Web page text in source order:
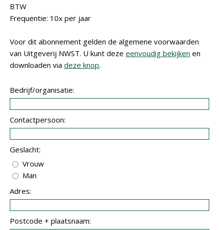
BTW
Frequentie: 10x per jaar
Voor dit abonnement gelden de algemene voorwaarden
van Uitgeverij NWST. U kunt deze eenvoudig bekijken en
downloaden via deze knop.
Bedrijf/organisatie:
Contactpersoon:
Geslacht:
Vrouw
Man
Adres:
Postcode + plaatsnaam: